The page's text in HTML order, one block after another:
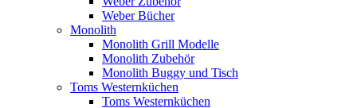
Weber Bücher
Monolith
Monolith Grill Modelle
Monolith Zubehör
Monolith Buggy und Tisch
Toms Westernküchen
Toms Westernküchen